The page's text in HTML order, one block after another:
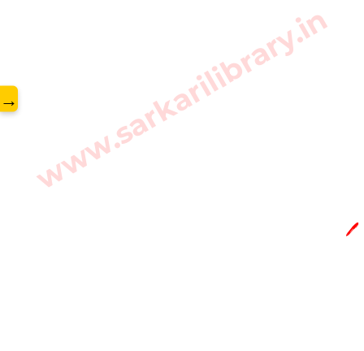
www.sarkarilibrary.in
→
🖊️